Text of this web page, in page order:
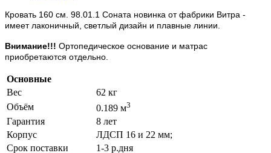
Кровать 160 см. 98.01.1 Соната новинка от фабрики Витра -
имеет лаконичный, светлый дизайн и плавные линии.
Внимание!!! Ортопедическое основание и матрас
приобретаются отдельно.
Основные
Вес
62 кг
Объём
0.189 м3
Гарантия
8 лет
Корпус
ЛДСП 16 и 22 мм;
Срок поставки
1-3 р.дня